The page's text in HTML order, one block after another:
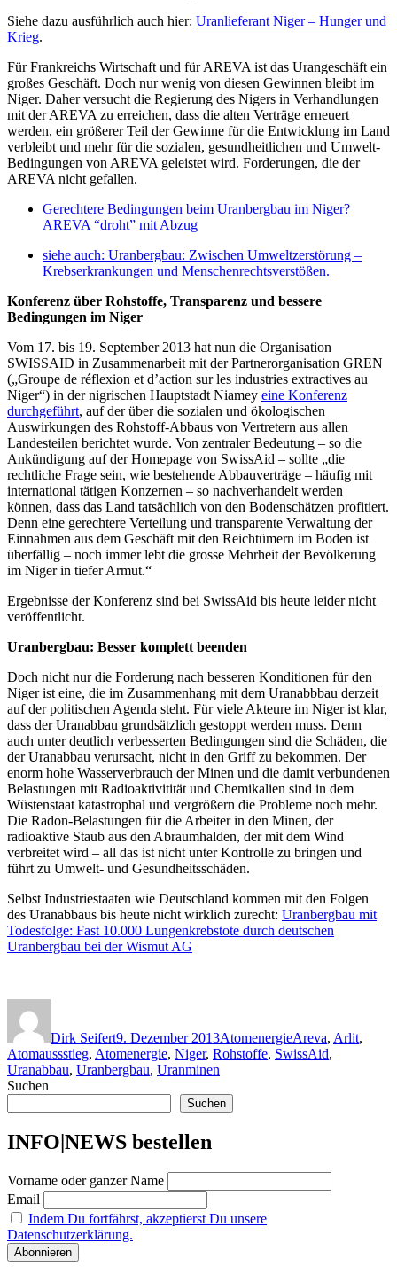
Siehe dazu ausführlich auch hier: Uranlieferant Niger – Hunger und
Krieg.
Für Frankreichs Wirtschaft und für AREVA ist das Urangeschäft ein
großes Geschäft. Doch nur wenig von diesen Gewinnen bleibt im
Niger. Daher versucht die Regierung des Nigers in Verhandlungen
mit der AREVA zu erreichen, dass die alten Verträge erneuert
werden, ein größerer Teil der Gewinne für die Entwicklung im Land
verbleibt und mehr für die sozialen, gesundheitlichen und Umwelt-
Bedingungen von AREVA geleistet wird. Forderungen, die der
AREVA nicht gefallen.
Gerechtere Bedingungen beim Uranbergbau im Niger?
AREVA “droht” mit Abzug
siehe auch: Uranbergbau: Zwischen Umweltzerstörung –
Krebserkrankungen und Menschenrechtsverstößen.
Konferenz über Rohstoffe, Transparenz und bessere
Bedingungen im Niger
Vom 17. bis 19. September 2013 hat nun die Organisation
SWISSAID in Zusammenarbeit mit der Partnerorganisation GREN
(„Groupe de réflexion et d’action sur les industries extractives au
Niger“) in der nigrischen Hauptstadt Niamey eine Konferenz
durchgeführt, auf der über die sozialen und ökologischen
Auswirkungen des Rohstoff-Abbaus von Vertretern aus allen
Landesteilen berichtet wurde. Von zentraler Bedeutung – so die
Ankündigung auf der Homepage von SwissAid – sollte „die
rechtliche Frage sein, wie bestehende Abbauverträge – häufig mit
international tätigen Konzernen – so nachverhandelt werden
können, dass das Land tatsächlich von den Bodenschätzen profitiert.
Denn eine gerechtere Verteilung und transparente Verwaltung der
Einnahmen aus dem Geschäft mit den Reichtümern im Boden ist
überfällig – noch immer lebt die grosse Mehrheit der Bevölkerung
im Niger in tiefer Armut.“
Ergebnisse der Konferenz sind bei SwissAid bis heute leider nicht
veröffentlicht.
Uranbergbau: Besser komplett beenden
Doch nicht nur die Forderung nach besseren Konditionen für den
Niger ist eine, die im Zusammenhang mit dem Uranabbbau derzeit
auf der politischen Agenda steht. Für viele Akteure im Niger ist klar,
dass der Uranabbau grundsätzlich gestoppt werden muss. Denn
auch unter deutlich verbesserten Bedingungen sind die Schäden, die
der Uranabbau verursacht, nicht in den Griff zu bekommen. Der
enorm hohe Wasserverbrauch der Minen und die damit verbundenen
Belastungen mit Radioaktivitität und Chemikalien sind in dem
Wüstenstaat katastrophal und vergrößern die Probleme noch mehr.
Die Radon-Belastungen für die Arbeiter in den Minen, der
radioaktive Staub aus den Abraumhalden, der mit dem Wind
verbreitet wird – all das ist nicht unter Kontrolle zu bringen und
führt zu Umwelt- und Gesundheitsschäden.
Selbst Industriestaaten wie Deutschland kommen mit den Folgen
des Uranabbaus bis heute nicht wirklich zurecht: Uranbergbau mit
Todesfolge: Fast 10.000 Lungenkrebstote durch deutschen
Uranbergbau bei der Wismut AG
Dirk Seifert9. Dezember 2013AtomenergieAreva, Arlit,
Atomaussstieg, Atomenergie, Niger, Rohstoffe, SwissAid,
Uranabbau, Uranbergbau, Uranminen
Suchen
Suchen
INFO|NEWS bestellen
Vorname oder ganzer Name
Email
Indem Du fortfährst, akzeptierst Du unsere
Datenschutzerklärung.